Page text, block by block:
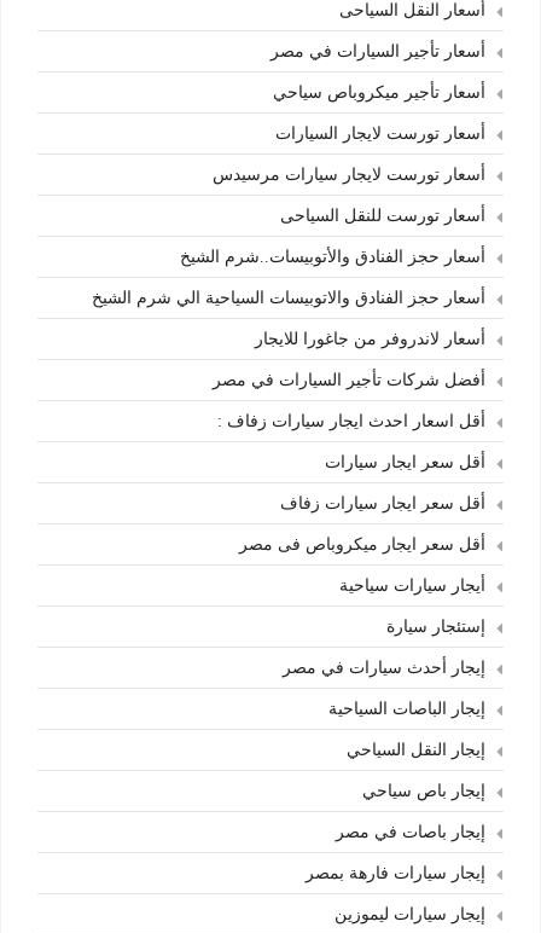
أسعار النقل السياحى
أسعار تأجير السيارات في مصر
أسعار تأجير ميكروباص سياحي
أسعار تورست لايجار السيارات
أسعار تورست لايجار سيارات مرسيدس
أسعار تورست للنقل السياحى
أسعار حجز الفنادق والأتوبيسات..شرم الشيخ
أسعار حجز الفنادق والاتوبيسات السياحية الي شرم الشيخ
أسعار لاندروفر من جاغورا للايجار
أفضل شركات تأجير السيارات في مصر
أقل اسعار احدث ايجار سيارات زفاف :
أقل سعر ايجار سيارات
أقل سعر ايجار سيارات زفاف
أقل سعر ايجار ميكروباص فى مصر
أيجار سيارات سياحية
إستئجار سيارة
إيجار أحدث سيارات في مصر
إيجار الباصات السياحية
إيجار النقل السياحي
إيجار باص سياحي
إيجار باصات في مصر
إيجار سيارات فارهة بمصر
إيجار سيارات ليموزين